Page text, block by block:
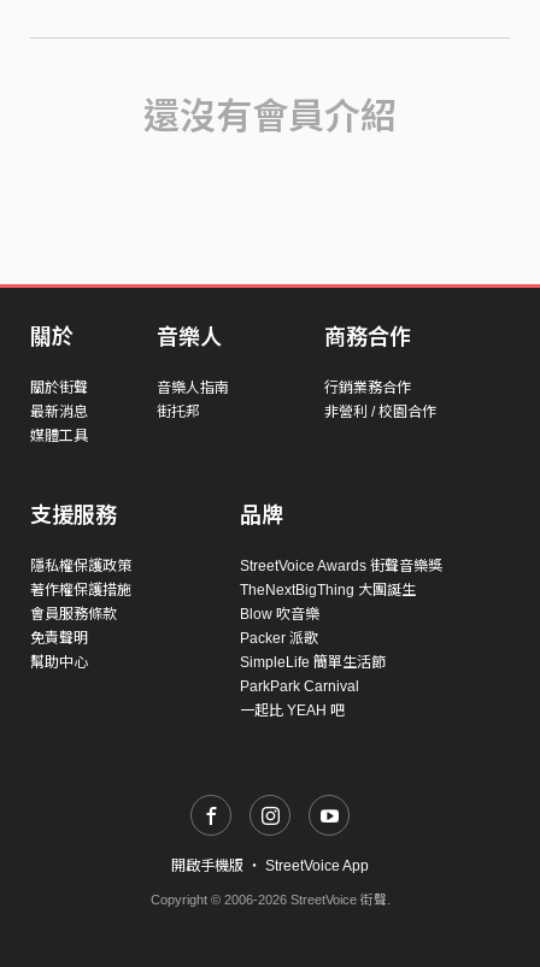
還沒有會員介紹
關於
關於街聲
最新消息
媒體工具
音樂人
音樂人指南
街托邦
商務合作
行銷業務合作
非營利 / 校園合作
支援服務
隱私權保護政策
著作權保護措施
會員服務條款
免責聲明
幫助中心
品牌
StreetVoice Awards 街聲音樂獎
TheNextBigThing 大團誕生
Blow 吹音樂
Packer 派歌
SimpleLife 簡單生活節
ParkPark Carnival
一起比 YEAH 吧
開啟手機版 ・ StreetVoice App
Copyright © 2006-2026 StreetVoice 街聲.